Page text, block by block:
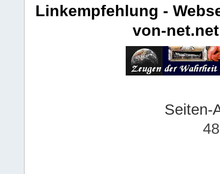
Linkempfehlung -
von-net.net
Seiten-